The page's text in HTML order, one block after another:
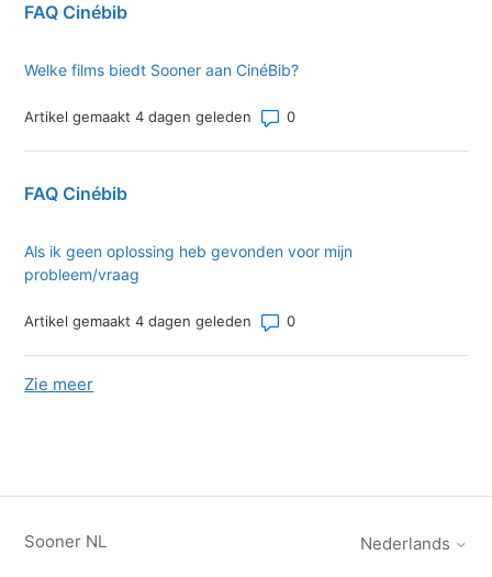
FAQ Cinébib
Welke films biedt Sooner aan CinéBib?
Artikel gemaakt 4 dagen geleden Aantal opmerkingen: 0
FAQ Cinébib
Als ik geen oplossing heb gevonden voor mijn
probleem/vraag
Artikel gemaakt 4 dagen geleden Aantal opmerkingen: 0
Zie meer
Sooner NL Nederlands